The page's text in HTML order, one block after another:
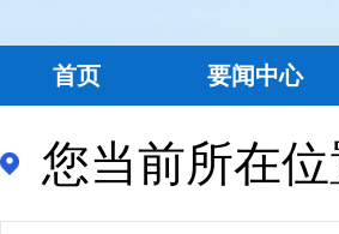
首页 要闻中心
您当前所在位